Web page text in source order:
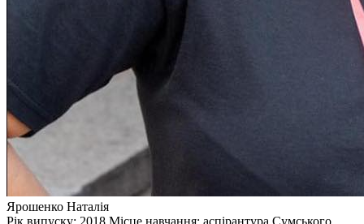
Ярошенко Наталія
Рік випуску: 2018 Місце навчання: аспірантура Сумського